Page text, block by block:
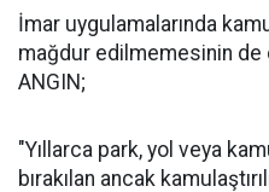
İmar uygulamalarında
mağdur edilmemesinin de
ANGIN;
"Yıllarca park, yol veya
bırakılan ancak